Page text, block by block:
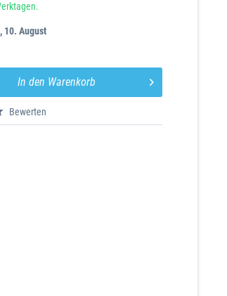
10. August
In den Warenkorb
Bewerten